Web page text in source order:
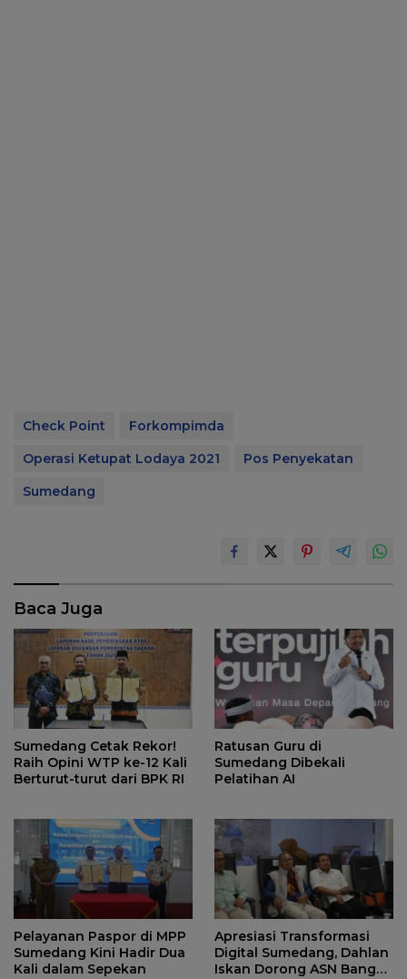
Check Point
Forkompimda
Operasi Ketupat Lodaya 2021
Pos Penyekatan
Sumedang
Baca Juga
Sumedang Cetak Rekor!
Raih Opini WTP ke-12 Kali
Berturut-turut dari BPK RI
Ratusan Guru di
Sumedang Dibekali
Pelatihan AI
Pelayanan Paspor di MPP
Sumedang Kini Hadir Dua
Kali dalam Sepekan
Apresiasi Transformasi
Digital Sumedang, Dahlan
Iskan Dorong ASN Bangun